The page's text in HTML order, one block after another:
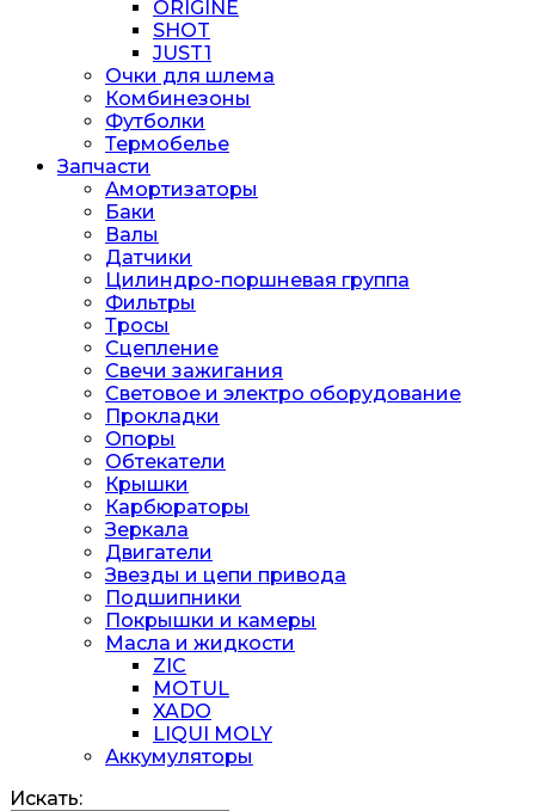
ORIGINE
SHOT
JUST1
Очки для шлема
Комбинезоны
Футболки
Термобелье
Запчасти
Амортизаторы
Баки
Валы
Датчики
Цилиндро-поршневая группа
Фильтры
Тросы
Сцепление
Свечи зажигания
Световое и электро оборудование
Прокладки
Опоры
Обтекатели
Крышки
Карбюраторы
Зеркала
Двигатели
Звезды и цепи привода
Подшипники
Покрышки и камеры
Масла и жидкости
ZIC
MOTUL
XADO
LIQUI MOLY
Аккумуляторы
Искать: